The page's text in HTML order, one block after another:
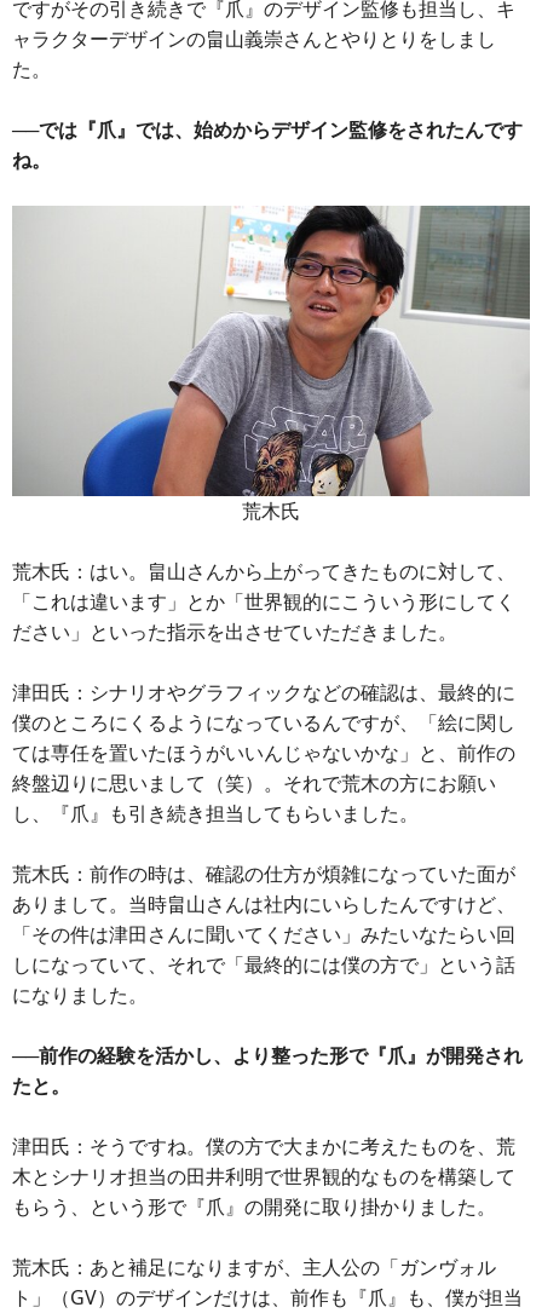
ですがその引き続きで『爪』のデザイン監修も担当し、キ
ャラクターデザインの畠山義崇さんとやりとりをしまし
た。
──では『爪』では、始めからデザイン監修をされたんです
ね。
荒木氏
荒木氏：はい。畠山さんから上がってきたものに対して、
「これは違います」とか「世界観的にこういう形にしてく
ださい」といった指示を出させていただきました。
津田氏：シナリオやグラフィックなどの確認は、最終的に
僕のところにくるようになっているんですが、「絵に関し
ては専任を置いたほうがいいんじゃないかな」と、前作の
終盤辺りに思いまして（笑）。それで荒木の方にお願い
し、『爪』も引き続き担当してもらいました。
荒木氏：前作の時は、確認の仕方が煩雑になっていた面が
ありまして。当時畠山さんは社内にいらしたんですけど、
「その件は津田さんに聞いてください」みたいなたらい回
しになっていて、それで「最終的には僕の方で」という話
になりました。
──前作の経験を活かし、より整った形で『爪』が開発され
たと。
津田氏：そうですね。僕の方で大まかに考えたものを、荒
木とシナリオ担当の田井利明で世界観的なものを構築して
もらう、という形で『爪』の開発に取り掛かりました。
荒木氏：あと補足になりますが、主人公の「ガンヴォル
ト」（GV）のデザインだけは、前作も『爪』も、僕が担当